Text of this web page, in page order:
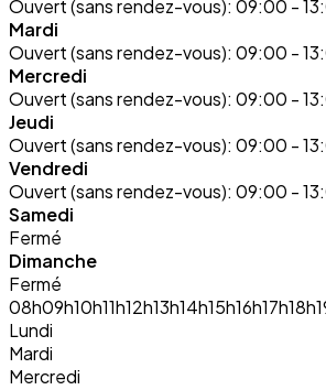
Ouvert (sans rendez-vous): 09:00 -
Mardi
Ouvert (sans rendez-vous): 09:00 -
Mercredi
Ouvert (sans rendez-vous): 09:00 -
Jeudi
Ouvert (sans rendez-vous): 09:00 -
Vendredi
Ouvert (sans rendez-vous): 09:00 -
Samedi
Fermé
Dimanche
Fermé
08h09h10h11h12h13h14h15h16h17h18h
Lundi
Mardi
Mercredi